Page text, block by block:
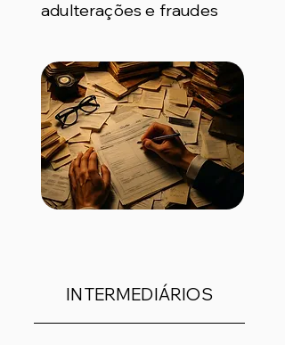
adulterações e fraudes
INTERMEDIÁRIOS